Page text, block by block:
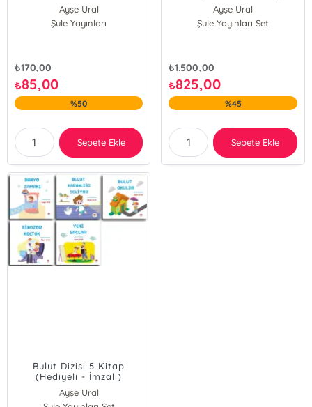
Ayşe Ural
Şule Yayınları
₺170,00
₺85,00
%50
Sepete Ekle
Ayşe Ural
Şule Yayınları Set
₺1.500,00
₺825,00
%45
Sepete Ekle
Bulut Dizisi 5 Kitap
(Hediyeli - İmzalı)
Ayşe Ural